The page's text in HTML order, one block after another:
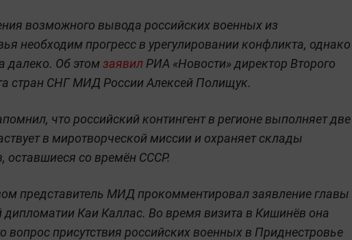
возможного вывода российских военных из
необходим прогресс в урегулировании конфликта, однако
далеко. Об этом заявил РИА «Новости» директор Второго
стран СНГ МИД России Алексей Полищук.
что российский контингент в регионе выполняет две
в миротворческой миссии и охраняет склады
оставшиеся со времён СССР.
представитель МИД прокомментировал заявление главы
дипломатии Каи Каллас. Во время визита в Кишинёв она
вопрос присутствия российских военных в Приднестровье